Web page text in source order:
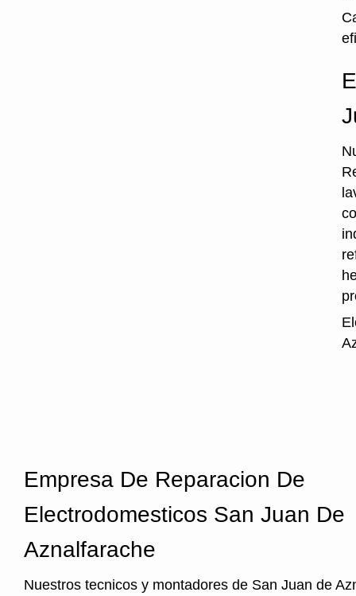
Empresa De Reparacion De
Electrodomesticos San Juan De
Aznalfarache
Nuestros tecnicos y montadores de San Juan de